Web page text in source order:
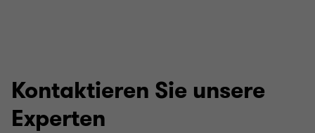
Kontaktieren Sie unsere
Experten